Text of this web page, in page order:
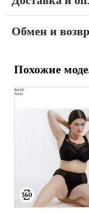
Обмен и
Похожие
BASE
NEW